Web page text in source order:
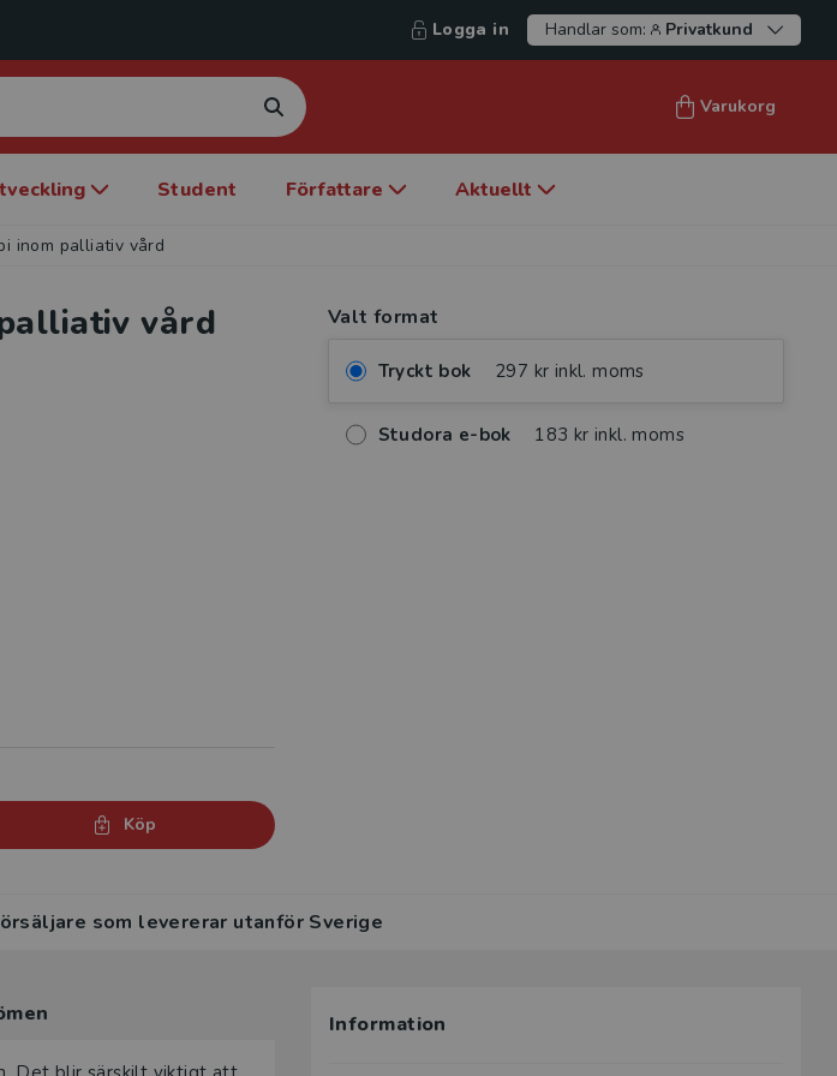
Logga in Handlar som: Privatkund
Varukorg
Student Författare Aktuellt
inom palliativ vård
vård
Köp
Valt format
Tryckt bok 297 kr inkl. moms
Studora e-bok 183 kr inkl. moms
som levererar utanför Sverige
Information